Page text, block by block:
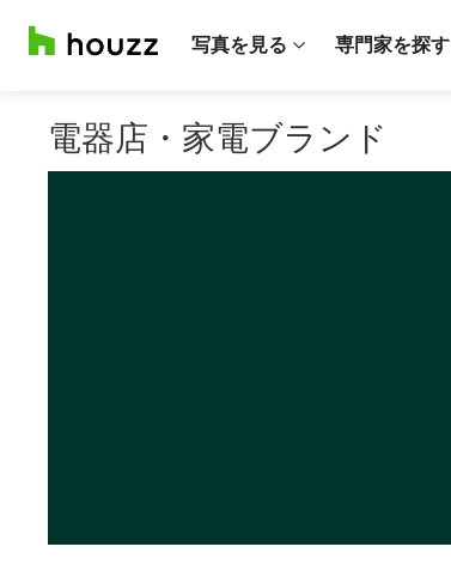
写真を見る 専門家を探す
電器店・家電ブランド